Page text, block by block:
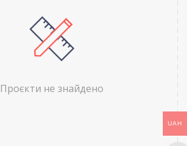
Проєкти не знайдено
UAH